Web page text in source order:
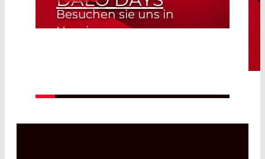
Besuchen sie uns in
Herning